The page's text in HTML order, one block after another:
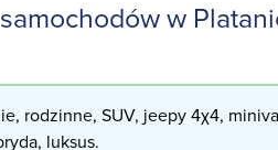
w
rodzinne, SUV, jeepy 4χ4,
luksus.